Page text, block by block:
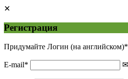
Регистрация
Придумайте Логин (на английском)*
E-mail*